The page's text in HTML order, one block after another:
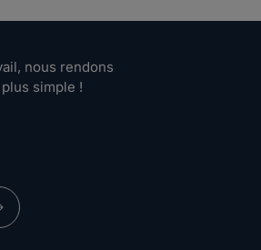
nous rendons
simple !